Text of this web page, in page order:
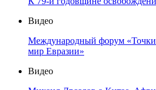
Видео
Международный форум
мир Евразии»
Видео